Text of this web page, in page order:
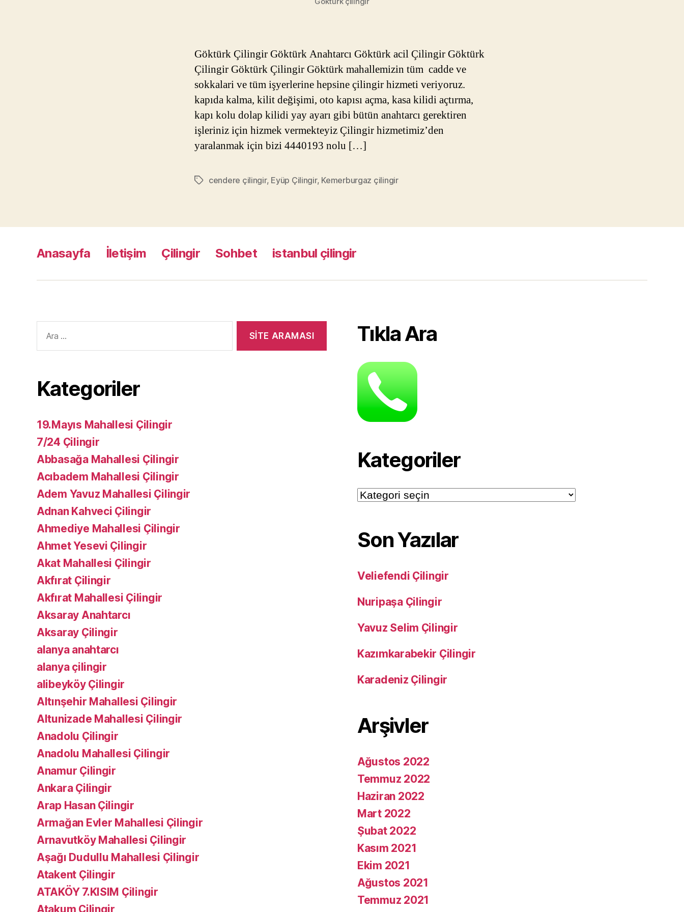
Göktürk Çilingir Göktürk Anahtarcı Göktürk acil Çilingir Göktürk
Çilingir Göktürk Çilingir Göktürk mahallemizin tüm cadde ve
sokkalari ve tüm işyerlerine hepsine çilingir hizmeti veriyoruz.
kapıda kalma, kilit değişimi, oto kapısı açma, kasa kilidi açtırma,
kapı kolu dolap kilidi yay ayarı gibi bütün anahtarcı gerektiren
işleriniz için hizmek vermekteyiz Çilingir hizmetimiz’den
yaralanmak için bizi 4440193 nolu […]
Etiketlercendere çilingir, Eyüp Çilingir, Kemerburgaz çilingir
Anasayfa İletişim Çilingir Sohbet istanbul çilingir
yap:
Kategoriler
19.Mayıs Mahallesi Çilingir
7/24 Çilingir
Abbasağa Mahallesi Çilingir
Acıbadem Mahallesi Çilingir
Adem Yavuz Mahallesi Çilingir
Adnan Kahveci Çilingir
Ahmediye Mahallesi Çilingir
Ahmet Yesevi Çilingir
Akat Mahallesi Çilingir
Akfırat Çilingir
Akfırat Mahallesi Çilingir
Aksaray Anahtarcı
Aksaray Çilingir
alanya anahtarcı
alanya çilingir
alibeyköy Çilingir
Altınşehir Mahallesi Çilingir
Altunizade Mahallesi Çilingir
Anadolu Çilingir
Anadolu Mahallesi Çilingir
Anamur Çilingir
Ankara Çilingir
Arap Hasan Çilingir
Armağan Evler Mahallesi Çilingir
Arnavutköy Mahallesi Çilingir
Aşağı Dudullu Mahallesi Çilingir
Atakent Çilingir
ATAKÖY 7.KISIM Çilingir
Atakum Çilingir
Tıkla Ara
Kategoriler
Kategoriler
Son Yazılar
Veliefendi Çilingir
Nuripaşa Çilingir
Yavuz Selim Çilingir
Kazımkarabekir Çilingir
Karadeniz Çilingir
Arşivler
Ağustos 2022
Temmuz 2022
Haziran 2022
Mart 2022
Şubat 2022
Kasım 2021
Ekim 2021
Ağustos 2021
Temmuz 2021